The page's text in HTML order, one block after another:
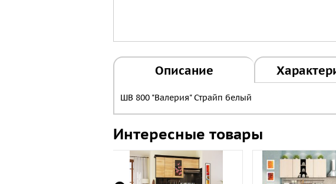
Описание
ШВ 800 "Валерия" Страйп белый
Интересные товары